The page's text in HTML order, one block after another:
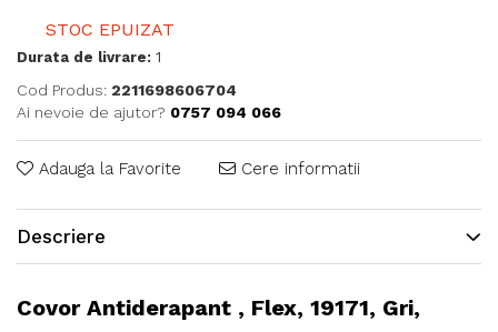
STOC EPUIZAT
Durata de livrare: 1
Cod Produs: 2211698606704
Ai nevoie de ajutor? 0757 094 066
Adauga la Favorite Cere informatii
Descriere
Covor Antiderapant , Flex, 19171, Gri,